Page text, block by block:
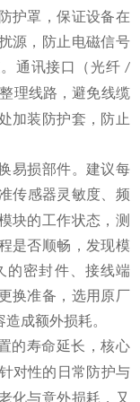
护罩，保证设备在
源，防止电磁信号
通讯接口（光纤 /
理线路，避免线缆
加装防护套，防止
易损部件。建议每
传感器灵敏度、频
块的工作状态，测
是否顺畅，发现模
的密封件、接线端
换准备，选用原厂
成额外损耗。
的寿命延长，核心
对性的日常防护与
化与意外损耗，又